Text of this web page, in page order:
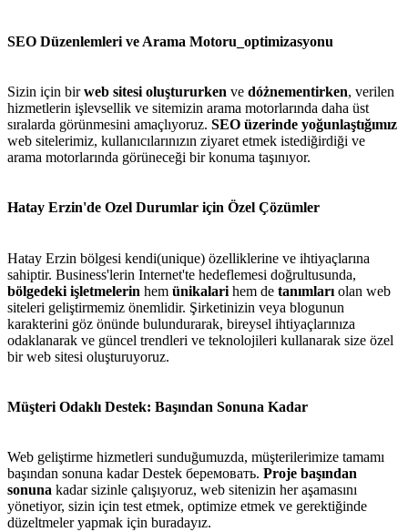
SEO Düzenlemleri ve Arama Motoru_optimizasyonu
Sizin için birweb sitesi oluştururken ve dóżnementirken, verilen
hizmetlerin işlevsellik ve sitemizin arama motorlarında daha üst
sıralarda görünmesini amaçlıyoruz. SEO üzerinde yoğunlaştığımız
web sitelerimiz, kullanıcılarınızın ziyaret etmek istediğirdiği ve
arama motorlarında görüneceği bir konuma taşınıyor.
Hatay Erzin'de Ozel Durumlar için Özel Çözümler
Hatay Erzin bölgesi kendi(unique) özelliklerine ve ihtiyaçlarına
sahiptir. Business'lerin Internet'te hedeflemesi doğrultusunda,
bölgedeki işletmelerin hem ünikalari hem de tanımları olan web
siteleri geliştirmemiz önemlidir. Şirketinizin veya blogunun
karakterini göz önünde bulundurarak, bireysel ihtiyaçlarınıza
odaklanarak ve güncel trendleri ve teknolojileri kullanarak size özel
bir web sitesi oluşturuyoruz.
Müşteri Odaklı Destek: Başından Sonuna Kadar
Web geliştirme hizmetleri sunduğumuzda, müşterilerimize tamamı
başından sonuna kadar Destek беремовать. Proje başından
sonuna kadar sizinle çalışıyoruz, web sitenizin her aşamasını
yönetiyor, sizin için test etmek, optimize etmek ve gerektiğinde
düzeltmeler yapmak için buradayız.